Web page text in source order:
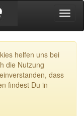
helfen uns bei
die Nutzung
dass
findest Du in